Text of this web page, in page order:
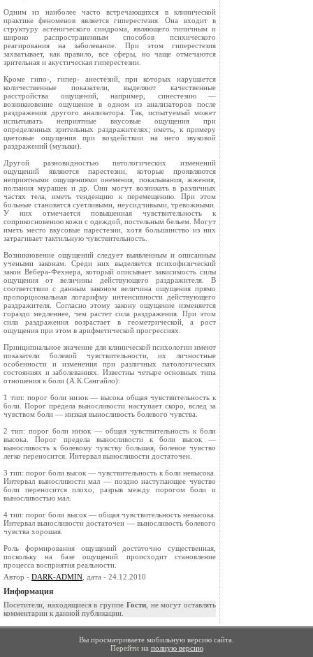
Одним из наиболее часто встречающихся в клинической
практике феноменов является гиперестезия. Она входит в
структуру астенического синдрома, являющего типичным и
широко распространенным способов психического
реагирования на заболевание. При этом гиперестезия
захватывает, как правило, все сферы, но чаще отмечаются
зрительная и акустическая гиперестезии.
Кроме гипо-, гипер- анестезий, при которых нарушается
количественные показатели, выделяют качественные
расстройства ощущений, например, синестезию —
возникновение ощущение в одном из анализаторов после
раздражения другого анализатора. Так, испытуемый может
испытывать неприятные вкусовые ощущения при
определенных зрительных раздражителях; иметь, к примеру
цветовые ощущения при воздействии на него звуковой
раздражений (музыки).
Другой разновидностью патологических изменений
ощущений являются парестезии, которые проявляются
неприятными ощущениями онемения, покалывания, жжения,
ползания мурашек и др. Они могут возникать в различных
частях тела, иметь тенденцию к перемещению. При этом
больные становятся суетливыми, неусидчивыми, тревожными.
У них отмечается повышенная чувствительность к
соприкосновению кожи с одеждой, постельным бельем. Могут
иметь место вкусовые парестезии, хотя большинство из них
затрагивает тактильную чувствительность.
Возникновение ощущений следует выявленным и описанным
учеными законам. Среди них выделяется психофизический
закон Beбера-Фехнера, который описывает зависимость силы
ощущения от величины действующего раздражителя. В
соответствии с данным законом величина ощущения прямо
пропорциональная логарифму интенсивности действующего
раздражителя. Согласно этому закону ощущение изменяется
гораздо медленнее, чем растет сила раздражения. При этом
сила раздражения возрастает в геометрической, а рост
ощущения при этом в арифметической прогрессиях.
Принципиальное значение для клинической психологии имеют
показатели болевой чувствительности, их личностные
особенности и изменения при различных патологических
состояниях и заболеваниях. Известны четыре основных типа
отношения к боли (А.К.Сангайло):
1 тип: порог боли низок — высока общая чувствительность к
боли. Порог предела выносливости наступает скоро, вслед за
чувством боли — низкая выносливость болевого чувства.
2 тип: порог боли низок — общая чувствительность к боли
высока. Порог предела выносливости к боли высок —
выносливость к болевому чувству большая, болевое чувство
легко переносится. Интервал выносливости достаточен.
3 тип: порог боли высок — чувствительность к боли невысока.
Интервал выносливости мал — поздно наступающее чувство
боли переносится плохо, разрыв между порогом боли и
выносливостью мал.
4 тип: порог боли высок — общая чувствительность невысока.
Интервал выносливости достаточен — выносливость болевого
чувства хорошая.
Роль формирования ощущений достаточно существенная,
поскольку на базе ощущений происходит становление
процесса восприятия реальности.
Автор - DARK-ADMIN , дата - 24.12.2010
Информация
Посетители, находящиеся в группе Гости, не могут оставлять
комментарии к данной публикации.
Вы просматриваете мобильную версию сайта.
Перейти на полную версию